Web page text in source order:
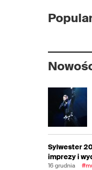
Sylwester
imprezy i
16 grudnia